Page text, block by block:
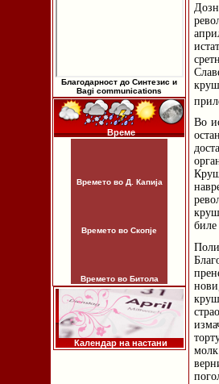
Благодарност до Синтезис и
Bagi communications
Време
Времето во Д. Капија
Времето во Скопје
Времето во Битола
Календар на настани
Во
биле